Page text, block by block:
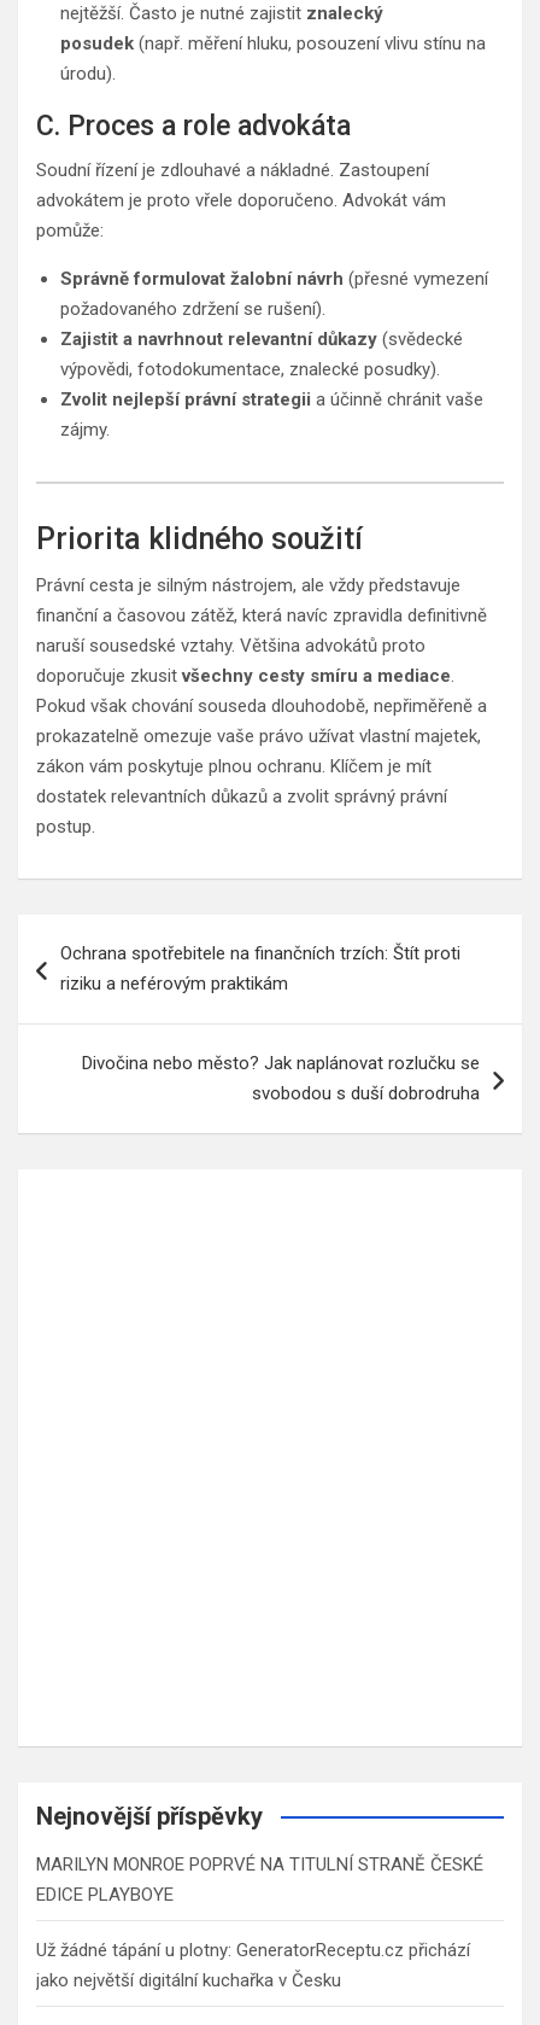
nejtěžší. Často je nutné zajistit znalecký
posudek (např. měření hluku, posouzení vlivu stínu na
úrodu).
C. Proces a role advokáta
Soudní řízení je zdlouhavé a nákladné. Zastoupení
advokátem je proto vřele doporučeno. Advokát vám
pomůže:
Správně formulovat žalobní návrh (přesné vymezení
požadovaného zdržení se rušení).
Zajistit a navrhnout relevantní důkazy (svědecké
výpovědi, fotodokumentace, znalecké posudky).
Zvolit nejlepší právní strategii a účinně chránit vaše
zájmy.
Priorita klidného soužití
Právní cesta je silným nástrojem, ale vždy představuje
finanční a časovou zátěž, která navíc zpravidla definitivně
naruší sousedské vztahy. Většina advokátů proto
doporučuje zkusitvšechny cesty smíru a mediace.
Pokud však chování souseda dlouhodobě, nepřiměřeně a
prokazatelně omezuje vaše právo užívat vlastní majetek,
zákon vám poskytuje plnou ochranu. Klíčem je mít
dostatek relevantních důkazů a zvolit správný právní
postup.
proOchrana spotřebitele na finančních trzích: Štít proti
riziku a neférovým praktikám
Divočina nebo město? Jak naplánovat rozlučku se
svobodou s duší dobrodruha
Nejnovější příspěvky
MARILYN MONROE POPRVÉ NA TITULNÍ STRANĚ ČESKÉ
EDICE PLAYBOYE
Už žádné tápání u plotny: GeneratorReceptu.cz přichází
jako největší digitální kuchařka v Česku